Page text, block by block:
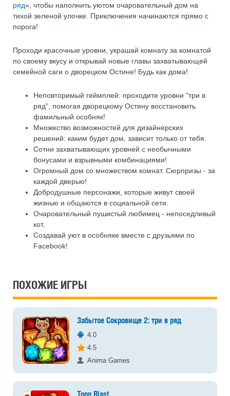
ряд», чтобы наполнить уютом очаровательный дом на
тихой зеленой улочке. Приключения начинаются прямо с
порога!
Проходи красочные уровни, украшай комнату за комнатой
по своему вкусу и открывай новые главы захватывающей
семейной саги о дворецком Остине! Будь как дома!
Неповторимый геймплей: проходите уровни "три в
ряд”, помогая дворецкому Остину восстановить
фамильный особняк!
Множество возможностей для дизайнерских
решений: каким будет дом, зависит только от тебя.
Сотни захватывающих уровней с необычными
бонусами и взрывными комбинациями!
Огромный дом со множеством комнат. Сюрпризы - за
каждой дверью!
Добродушные персонажи, которые живут своей
жизнью и общаются в социальной сети.
Очаровательный пушистый любимец - непоседливый
кот.
Создавай уют в особняке вместе с друзьями по
Facebook!
ПОХОЖИЕ ИГРЫ
Забытое Сокровище 2: три в ряд
4.0
4.5
Anima Games